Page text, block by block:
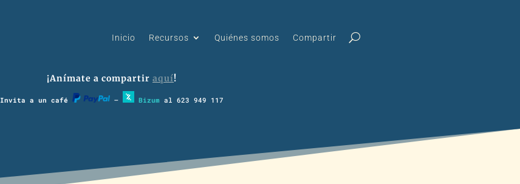
Inicio Recursos Quiénes somos Compartir
¡Anímate a compartir aquí!
Invita a un café – Bizum al 623 949 117